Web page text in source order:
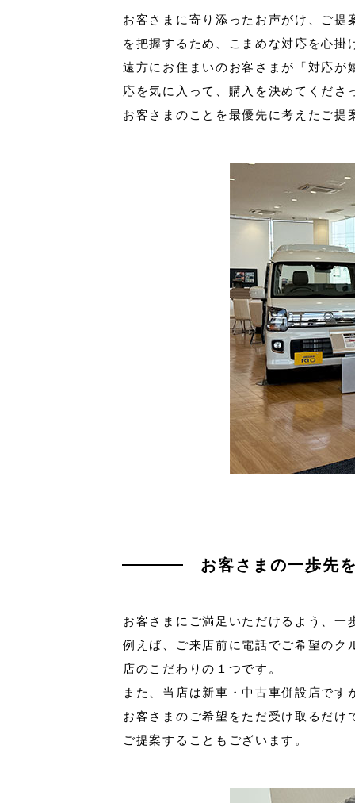
お客さまに寄り添ったお声がけ、ご
を把握するため、こまめな対応を心掛
遠方にお住まいのお客さまが「対応
応を気に入って、購入を決めてくださ
お客さまのことを最優先に考えたご
お客さまの一歩先
お客さまにご満足いただけるよう、
例えば、ご来店前に電話でご希望の
店のこだわりの１つです。
また、当店は新車・中古車併設店で
お客さまのご希望をただ受け取るだ
ご提案することもございます。